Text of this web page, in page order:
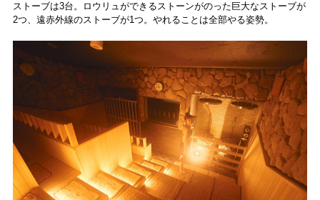
ストーブは3台。ロウリュができるストーンがのった巨大なストーブが
2つ、遠赤外線のストーブが1つ。やれることは全部やる姿勢。